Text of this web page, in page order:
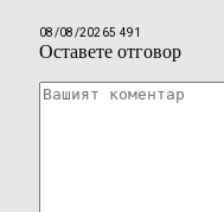
08/08/20265 491
Оставете отговор